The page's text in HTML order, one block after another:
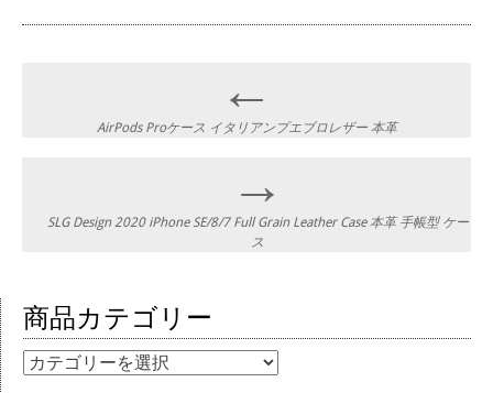
Post navigation
←
AirPods Proケース イタリアンプエブロレザー 本革
→
SLG Design 2020 iPhone SE/8/7 Full Grain Leather Case 本革 手帳型 ケー
ス
商品カテゴリー
商品カテゴリー